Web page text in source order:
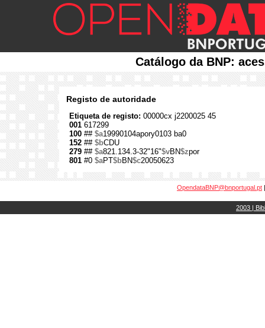
Catálogo da BNP:
Registo de autoridade
Etiqueta de registo: 00000cx j2200025 45
001 617299
100 ## $a19990104apory0103 ba0
152 ## $bCDU
279 ## $a821.134.3-32"16"$vBN$zpor
801 #0 $aPT$bBN$c20050623
OpendataBNP@bnportugal.pt
2003 |